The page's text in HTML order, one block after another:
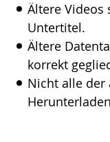
Ältere Videos
Untertitel.
Ältere
korrekt
Nicht alle der